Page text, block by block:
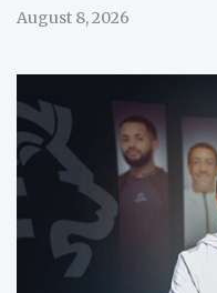
August 8, 2026